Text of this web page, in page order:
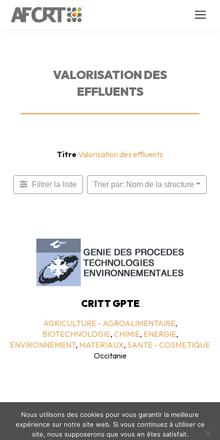
VALORISATION DES
EFFLUENTS
Titre Valorisation des effluents
Filtrer la liste Trier par: Nom de la structure
CRITT GPTE
AGRICULTURE - AGROALIMENTAIRE,
BIOTECHNOLOGIE, CHIMIE, ENERGIE,
ENVIRONNEMENT, MATERIAUX, SANTE - COSMETIQUE
Occitanie
Nous utilisons des cookies pour vous garantir la meilleure
expérience sur notre site web. Si vous continuez à utiliser ce
site, nous supposerons que vous en êtes satisfait.